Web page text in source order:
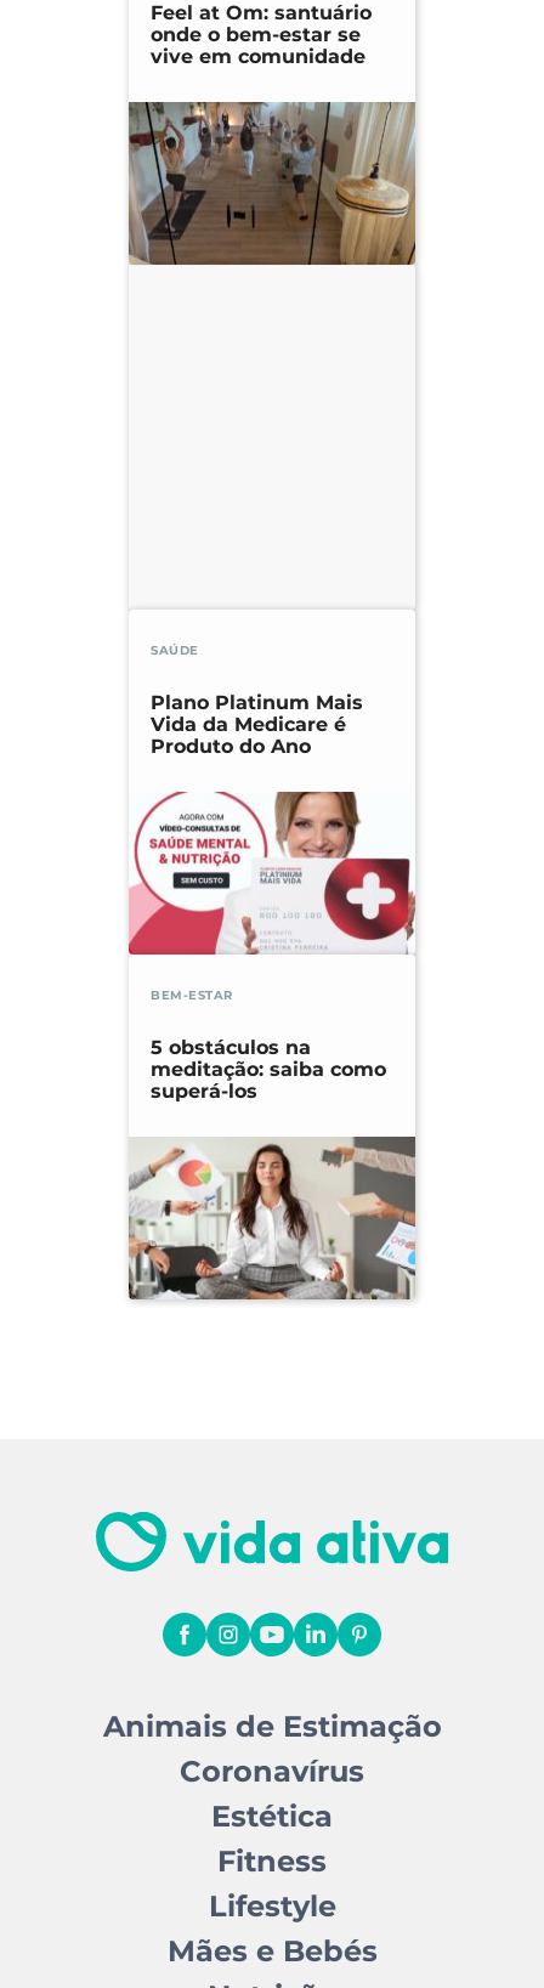
Feel at Om: santuário
onde o bem-estar se
vive em comunidade
SAÚDE
Plano Platinum Mais
Vida da Medicare é
Produto do Ano
BEM-ESTAR
5 obstáculos na
meditação: saiba como
superá-los
Animais de Estimação
Coronavírus
Estética
Fitness
Lifestyle
Mães e Bebés